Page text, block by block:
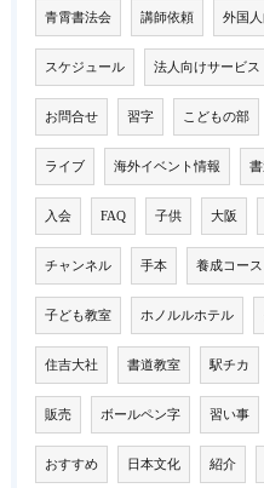
青霄書法会 講師依頼 外国
スケジュール 法人向けサービス
お問合せ 習字 こどもの部
ライブ 海外イベント情報
入会 FAQ 子供 大阪
チャンネル 手本 養成コース
子ども教室 ホノルルホテル
住吉大社 書道教室 駅チカ
販売 ボールペン字 習い事
おすすめ 日本文化 紹介